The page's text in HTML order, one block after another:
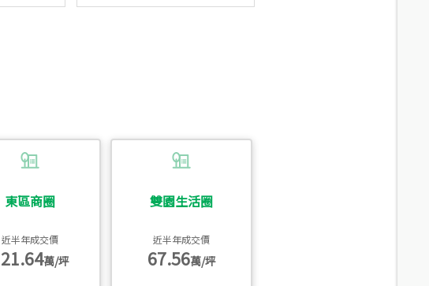
東區商圈
近半年成交價
萬/坪
雙園生活圈
近半年成交價
67.56萬/坪